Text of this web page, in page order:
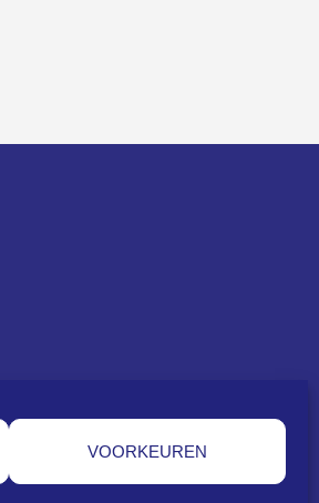
VOORKEUREN